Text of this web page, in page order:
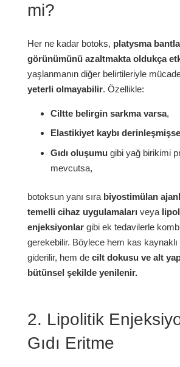
mi?
Her ne kadar botoks, platysma
görünümünü azaltmakta oldukça
yaşlanmanın diğer belirtileriyle
yeterli olmayabilir. Özellikle:
Ciltte belirgin sarkma varsa,
Elastikiyet kaybı derinleşmişse
Gıdı oluşumugibi yağ birikimi
mevcutsa,
botoksun yanı sıra biyostimülan
temelli cihaz uygulamaları veya
enjeksiyonlar gibi ek tedavilerle
gerekebilir. Böylece hem kas
giderilir, hem de cilt dokusu ve alt
bütünsel şekilde yenilenir.
2. Lipolitik
Gıdı Eritme